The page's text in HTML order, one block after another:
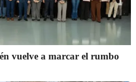
vuelve a marcar el rumbo